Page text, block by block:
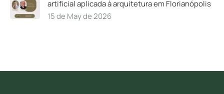
artificial aplicada à arquitetura em Florianópolis
15 de May de 2026